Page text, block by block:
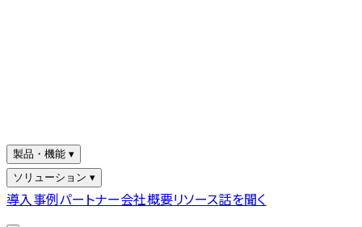
製品・機能 ▾
ソリューション ▾
導入事例パートナー会社概要リソース話を聞く